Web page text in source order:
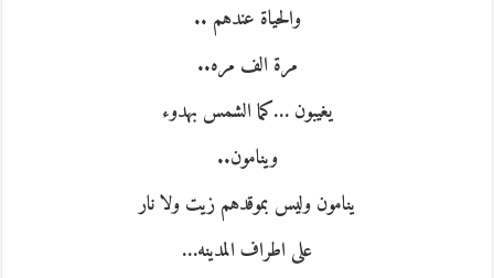
والحياة عندهم ..
مرة الف مره..
يغيبون …كما الشمس بهدوء
وينامون..
ينامون وليس بموقدهم زيت ولا نار
على اطراف المدينه…